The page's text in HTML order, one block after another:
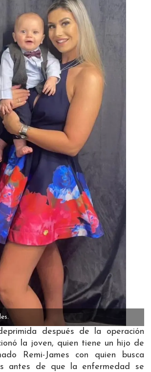
después de la operación
la joven, quien tiene un hijo de
Remi-James con quien busca
antes de que la enfermedad se